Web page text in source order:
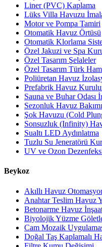
Liner (PVC) Kaplama
Lüks Villa Havuzu
Motor ve Pompa Tamiri
Otomatik Havuz Örtüsü
Otomatik Klorlama
Özel Jakuzi ve Spa
Özel Tasarım Şelaleler
Özel Tasarım Türk
Poliüretan Havuz
Prefabrik Havuz
Sauna ve Buhar Odası
Sezonluk Havuz Bakımı
Şok Havuzu (Cold
Sonsuzluk (Infinity)
Sualtı LED Aydınlatma
Tuzlu Su Jeneratörü
UV ve Ozon
Beykoz
Akıllı Havuz
Anahtar Teslim Havuz
Betonarme Havuz
Biyolojik Yüzme
Cam Mozaik
Doğal Taş Kaplamalı